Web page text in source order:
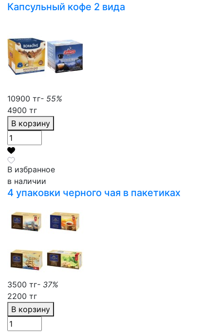
Капсульный кофе 2 вида
10900 тг- 55%
4900 тг
В корзину
В избранное
в наличии
4 упаковки черного чая в пакетиках
3500 тг- 37%
2200 тг
В корзину